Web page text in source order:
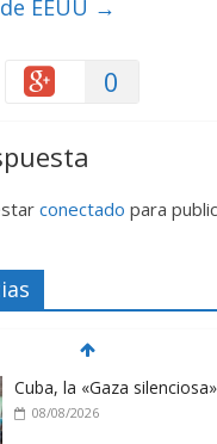
EEUU →
0
conectado para
Cuba, la «Gaza silenciosa»
08/08/2026